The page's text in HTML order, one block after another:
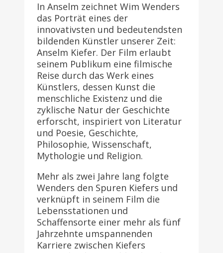
In Anselm zeichnet Wim Wenders
das Porträt eines der
innovativsten und bedeutendsten
bildenden Künstler unserer Zeit:
Anselm Kiefer. Der Film erlaubt
seinem Publikum eine filmische
Reise durch das Werk eines
Künstlers, dessen Kunst die
menschliche Existenz und die
zyklische Natur der Geschichte
erforscht, inspiriert von Literatur
und Poesie, Geschichte,
Philosophie, Wissenschaft,
Mythologie und Religion.
Mehr als zwei Jahre lang folgte
Wenders den Spuren Kiefers und
verknüpft in seinem Film die
Lebensstationen und
Schaffensorte einer mehr als fünf
Jahrzehnte umspannenden
Karriere zwischen Kiefers